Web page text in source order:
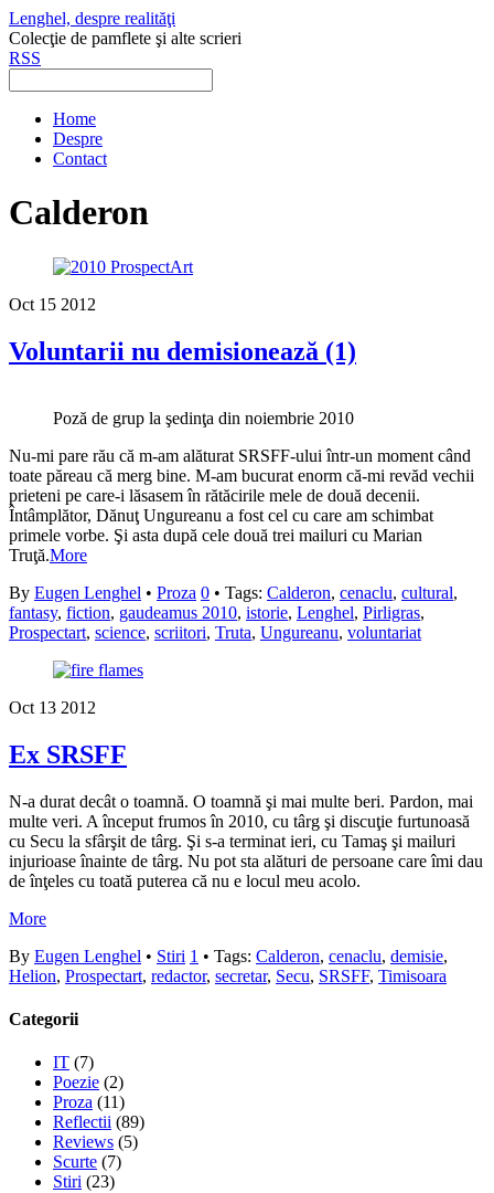
Lenghel, despre realităţi
Colecţie de pamflete şi alte scrieri
RSS
Home
Despre
Contact
Calderon
Oct 15 2012
Voluntarii nu demisionează (1)
Poză de grup la şedinţa din noiembrie 2010
Nu-mi pare rău că m-am alăturat SRSFF-ului într-un moment când
toate păreau că merg bine. M-am bucurat enorm că-mi revăd vechii
prieteni pe care-i lăsasem în rătăcirile mele de două decenii.
Întâmplător, Dănuţ Ungureanu a fost cel cu care am schimbat
primele vorbe. Şi asta după cele două trei mailuri cu Marian
Truţă.More
By Eugen Lenghel • Proza 0 • Tags: Calderon, cenaclu, cultural,
fantasy, fiction, gaudeamus 2010, istorie, Lenghel, Pirligras,
Prospectart, science, scriitori, Truta, Ungureanu, voluntariat
Oct 13 2012
Ex SRSFF
N-a durat decât o toamnă. O toamnă şi mai multe beri. Pardon, mai
multe veri. A început frumos în 2010, cu târg şi discuţie furtunoasă
cu Secu la sfârşit de târg. Şi s-a terminat ieri, cu Tamaş şi mailuri
injurioase înainte de târg. Nu pot sta alături de persoane care îmi dau
de înţeles cu toată puterea că nu e locul meu acolo.
More
By Eugen Lenghel • Stiri 1 • Tags: Calderon, cenaclu, demisie,
Helion, Prospectart, redactor, secretar, Secu, SRSFF, Timisoara
Categorii
IT (7)
Poezie (2)
Proza (11)
Reflectii (89)
Reviews (5)
Scurte (7)
Stiri (23)